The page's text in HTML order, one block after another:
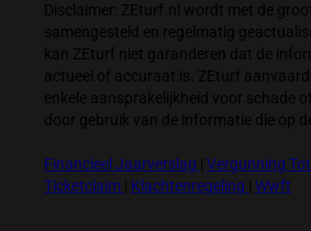
Disclaimer: ZEturf.nl wordt met de
samengesteld en regelmatig
kan ZEturf niet garanderen dat de
actueel of accuraat is. ZEturf
enkele aansprakelijkheid voor schade
door gebruik van de informatie die op
Financieel Jaarverslag Vergunning
Ticketclaim
Klachtenregeling Wwft